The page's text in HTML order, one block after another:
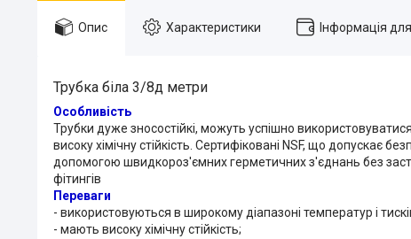
Опис Характеристики Інформація
Трубка біла 3/8д метри
Особливість
Трубки дуже зносостійкі, можуть успішно
високу хімічну стійкість. Сертифіковані NSF, що допускає
допомогою швидкороз'ємних герметичних з'єднань без
фітингів
Переваги
- використовуються в широкому діапазоні температур і
- мають високу хімічну стійкість;